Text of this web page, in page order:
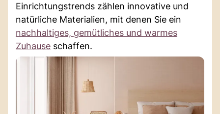
Einrichtungstrends zählen innovative und
natürliche Materialien, mit denen Sie ein
nachhaltiges, gemütliches und warmes
Zuhause schaffen.